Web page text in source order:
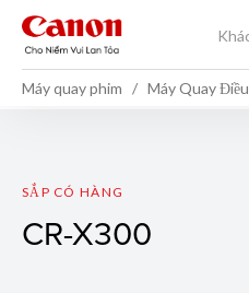
Máy quay phim Máy Quay
CR-X300
SẮP CÓ HÀNG
CR-X300